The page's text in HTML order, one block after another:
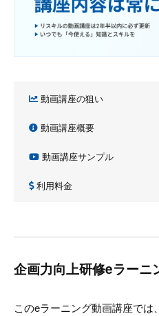
動画講座の狙い
動画講座概要
動画講座サンプル
利用料金
企画力向上研修eラーニ
このeラーニング動画講座で